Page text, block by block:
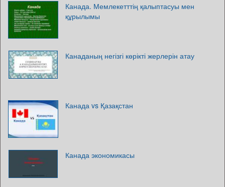
Канада. Мемлекетттің қалыптасуы мен
құрылымы
Канаданың негізгі көрікті жерлерін атау
Канада vs Қазақстан
Канада экономикасы